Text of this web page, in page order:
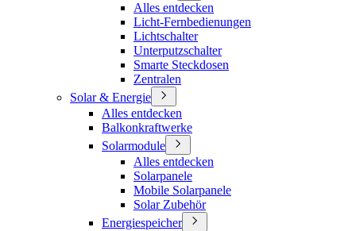
Alles entdecken
Licht-Fernbedienungen
Lichtschalter
Unterputzschalter
Smarte Steckdosen
Zentralen
Solar & Energie
Alles entdecken
Balkonkraftwerke
Solarmodule
Alles entdecken
Solarpanele
Mobile Solarpanele
Solar Zubehör
Energiespeicher